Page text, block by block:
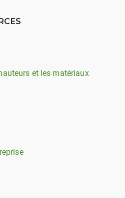
et les matériaux